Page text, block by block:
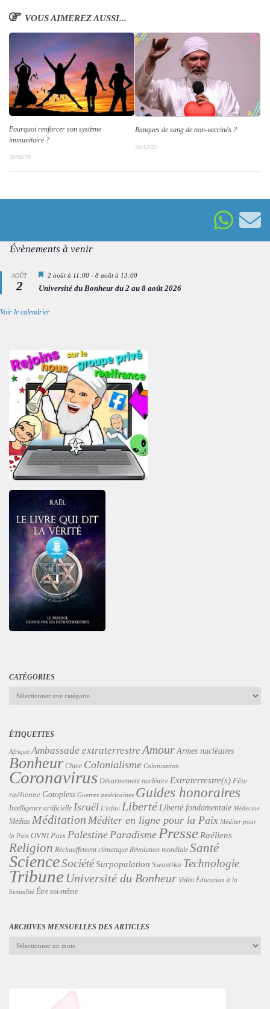
VOUS AIMEREZ AUSSI...
Pourquoi renforcer son système
immunitaire ?
30/04/20
Banques de sang de non-vaccinés ?
30/12/22
Évènements à venir
AOÛT
2
Mis
avant
2 août à 11:00 - 8 août à 13:00
Université du Bonheur du 2 au 8 août 2026
Voir le calendrier
CATÉGORIES
Catégories
ÉTIQUETTES
Afrique Ambassade extraterrestre Amour Armes nucléaires
Bonheur Chine Colonialisme Colonisation
Coronavirus Désarmement nucléaire Extraterrestre(s) Fête
raélienne Gotopless Guerres américaines Guides honoraires
Intelligence artificielle Israël L'infini Liberté Liberté fondamentale Médecine
Médias Méditation Méditer en ligne pour la Paix Méditer pour
la Paix OVNI Paix Palestine Paradisme Presse Raéliens
Religion Réchauffement climatique Révolution mondiale Santé
ScienceSociétéSurpopulation Swastika Technologie
Tribune Université du Bonheur Vidéo Éducation à la
Sexualité Être soi-même
ARCHIVES MENSUELLES DES ARTICLES
Archives